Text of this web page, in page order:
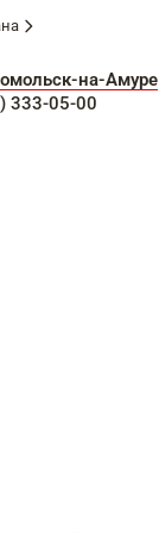
на-Амуре
333-05-00